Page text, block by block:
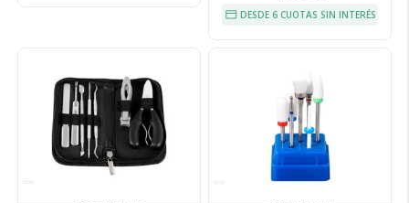
DESDE 6 CUOTAS SIN INTERÉS